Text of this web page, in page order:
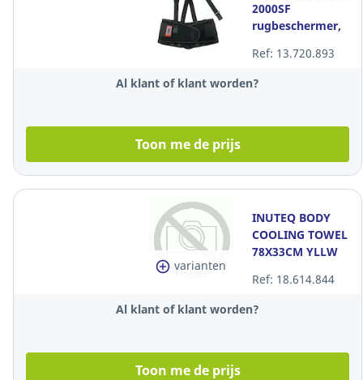
2000SF
rugbeschermer,
per stuk
Ref: 13.720.893
Al klant of klant worden?
Toon me de prijs
varianten
INUTEQ BODY
COOLING TOWEL
78X33CM YLLW
Ref: 18.614.844
Al klant of klant worden?
Toon me de prijs